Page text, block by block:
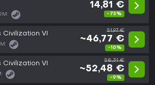
14,81 €
-75%
Civilization VI 51,97 €
~46,77 €
-10%
Civilization VI 58,31 €
~52,48 €
-9%